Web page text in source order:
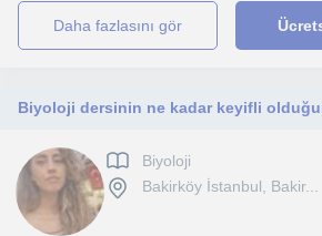
daha fazlasını gör
Biyoloji
Bakirköy İstanbul, Bakir...